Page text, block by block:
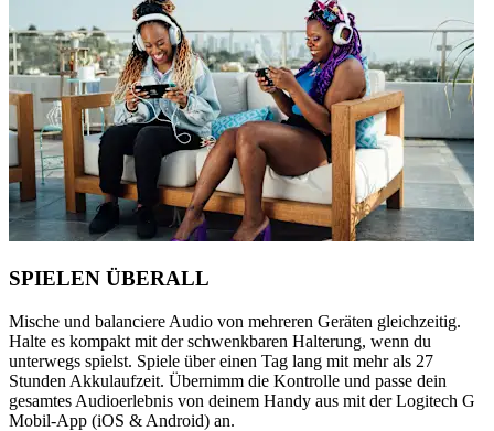
SPIELEN ÜBERALL
Mische und balanciere Audio von mehreren Geräten gleichzeitig.
Halte es kompakt mit der schwenkbaren Halterung, wenn du
unterwegs spielst. Spiele über einen Tag lang mit mehr als 27
Stunden Akkulaufzeit. Übernimm die Kontrolle und passe dein
gesamtes Audioerlebnis von deinem Handy aus mit der Logitech G
Mobil-App (iOS & Android) an.